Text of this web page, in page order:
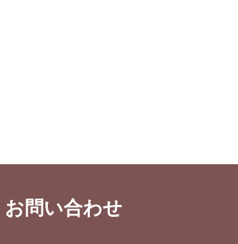
お問い合わせ